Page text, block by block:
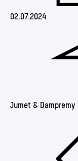
02.07.2024
Jumet & Dampremy